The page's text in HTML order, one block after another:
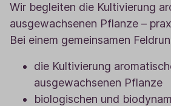
Wir begleiten die Kultivierung
ausgewachsenen Pflanze –
Bei einem gemeinsamen
die Kultivierung
ausgewachsenen Pflanze
biologischen und